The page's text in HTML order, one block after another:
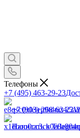
Телефоны
+7 (495) 463-29-23
+7 (903) 268-62-22
Написать в